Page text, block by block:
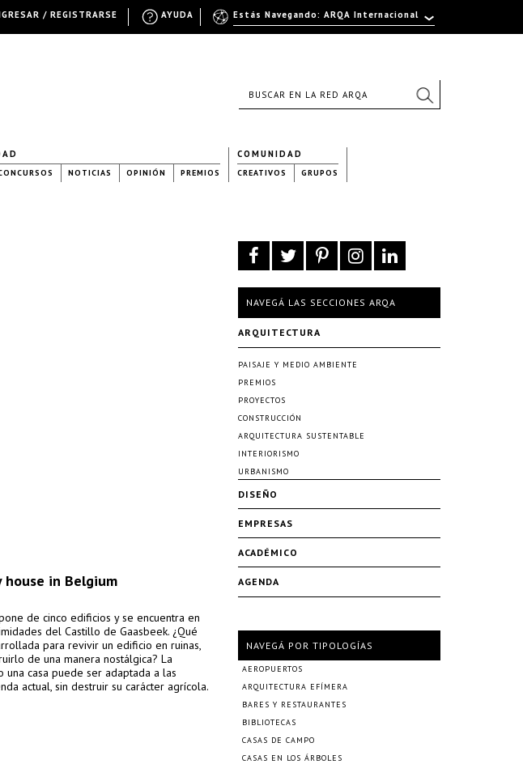
NOTICIAS OPINIÓN PREMIOS
COMUNIDAD
CREATIVOS GRUPOS
in Belgium
de cinco edificios y se encuentra en
del Castillo de Gaasbeek. ¿Qué
para revivir un edificio en ruinas,
de una manera nostálgica? La
una casa puede ser adaptada a las
actual, sin destruir su carácter agrícola.
NAVEGÁ LAS SECCIONES ARQA
ARQUITECTURA
PAISAJE Y MEDIO AMBIENTE
PREMIOS
PROYECTOS
CONSTRUCCIÓN
ARQUITECTURA SUSTENTABLE
INTERIORISMO
URBANISMO
DISEÑO
EMPRESAS
ACADÉMICO
AGENDA
NAVEGÁ POR TIPOLOGÍAS
AEROPUERTOS
ARQUITECTURA EFÍMERA
BARES Y RESTAURANTES
BIBLIOTECAS
CASAS DE CAMPO
CASAS EN LOS ÁRBOLES
Estás Navegando: ARQA Internacional
AYUDA
/ REGISTRARSE